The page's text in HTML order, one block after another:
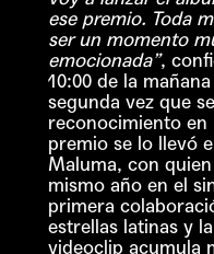
ese premio. Toda
ser un momento
emocionada”,
10:00 de la
segunda vez que
reconocimiento en
premio se lo llevó
Maluma, con
mismo año en el
primera
estrellas latinas y
videoclip acumula